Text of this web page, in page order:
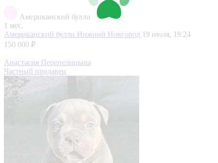
Американский булли
1 мес.
Американский булли Нижний Новгород 19 июля, 19:24
150 000 ₽
Анастасия Перепелицына
Частный продавец